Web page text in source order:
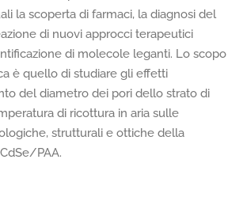
la scoperta di farmaci, la diagnosi del
di nuovi approcci terapeutici
di molecole leganti. Lo scopo
è quello di studiare gli effetti
del diametro dei pori dello strato di
di ricottura in aria sulle
strutturali e ottiche della
PAA.